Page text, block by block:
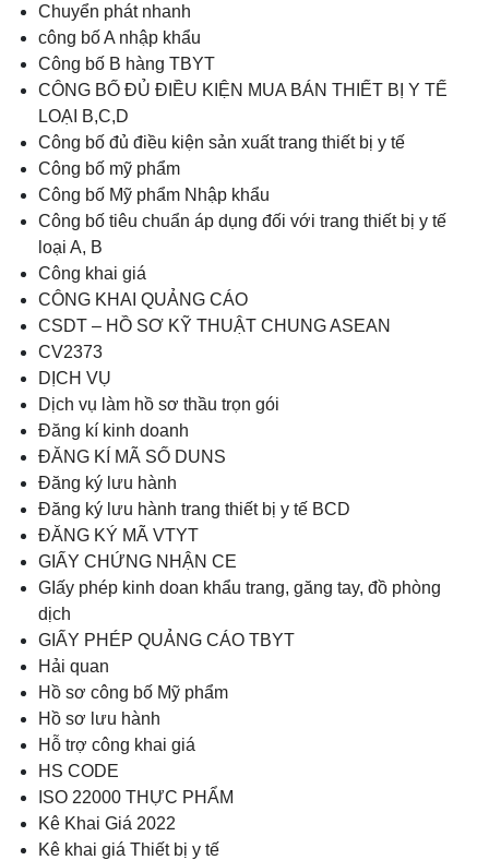
Chuyển phát nhanh
công bố A nhập khẩu
Công bố B hàng TBYT
CÔNG BỐ ĐỦ ĐIỀU KIỆN MUA BÁN THIẾT BỊ Y TẾ
LOẠI B,C,D
Công bố đủ điều kiện sản xuất trang thiết bị y tế
Công bố mỹ phẩm
Công bố Mỹ phẩm Nhập khẩu
Công bố tiêu chuẩn áp dụng đối với trang thiết bị y tế
loại A, B
Công khai giá
CÔNG KHAI QUẢNG CÁO
CSDT – HỒ SƠ KỸ THUẬT CHUNG ASEAN
CV2373
DỊCH VỤ
Dịch vụ làm hồ sơ thầu trọn gói
Đăng kí kinh doanh
ĐĂNG KÍ MÃ SỐ DUNS
Đăng ký lưu hành
Đăng ký lưu hành trang thiết bị y tế BCD
ĐĂNG KÝ MÃ VTYT
GIẤY CHỨNG NHẬN CE
GIấy phép kinh doan khẩu trang, găng tay, đồ phòng
dịch
GIẤY PHÉP QUẢNG CÁO TBYT
Hải quan
Hồ sơ công bố Mỹ phẩm
Hồ sơ lưu hành
Hỗ trợ công khai giá
HS CODE
ISO 22000 THỰC PHẨM
Kê Khai Giá 2022
Kê khai giá Thiết bị y tế